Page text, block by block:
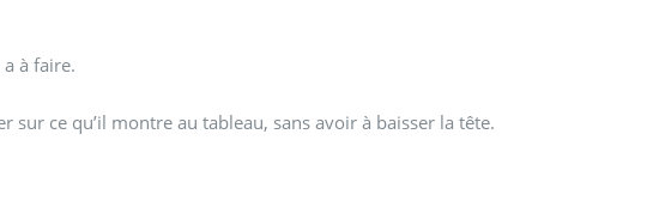
à faire.
ce qu’il montre au tableau, sans avoir à baisser la tête.